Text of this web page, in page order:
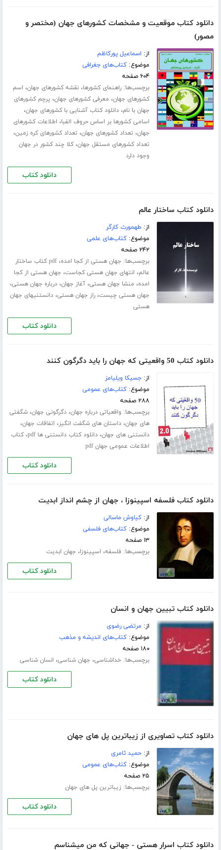
دانلود کتاب موقعیت و مشخصات کشورهای جهان (مختصر و
مصور)
از: اسماعیل پورکاظم
موضوع:کتاب‌های جغرافی
۶۰۴ صفحه
برچسب‌ها:راهنمای کشورها،نقشه کشورهای جهان، اسم
کشورهای جهان، معرفی کشورهای جهان، پرچم کشورهای
جهان با نام،دانلود کتاب آشنایی با کشورهای جهان،
اسامی کشورها بر اساس حروف الفبا، اطلاعات کشورهای
جهان، تعداد کشورهای جهان، تعداد کشورهای کره زمین،
تعداد کشورهای مستقل جهان،کلا چند کشور در جهان
وجود دارد
دانلود کتاب
دانلود کتاب ساختار عالم
از: طهمورث کارگر
موضوع:کتاب‌های علمی
۲۴۲ صفحه
برچسب‌ها: جهان هستی از کجا امده،
pdf کتاب ساختار
عالم، انتهای جهان هستی کجاست، جهان هستی از کجا
امده، منشا جهان هستی،آغاز جهان،درباره جهان هستی،
جهان هستی چیست،راز جهان هستی،دانستنیهای جهان
هستی
دانلود کتاب
دانلود کتاب 50 واقعیتی که جهان را باید دگرگون کنند
از:جسیکا ویلیامز
موضوع:کتاب‌های عمومی
۲۸۸ صفحه
برچسب‌ها: واقعیاتی درباره جهان،دگرگونی جهان،شگفتی
های جهان،داستان های شگفت انگیز، اتفاقات جهان،
دانستنی های جهان،دانلود کتاب دانستنی ها pdf ،کتاب
اطلاعات عمومی جهان pdf
دانلود کتاب
دانلود کتاب فلسفه اسپینوزا ، جهان از چشم انداز ابدیت
از:کیاوش ماسالی
موضوع:کتاب‌های فلسفی
۱۳ صفحه
برچسب‌ها: فلسفه، اسپینوزا، جهان ابدیت
دانلود کتاب
دانلود کتاب تبیین جهان و انسان
از: مرتضی رضوی
موضوع:کتاب‌های اندیشه و مذهب
۱۸۰ صفحه
برچسب‌ها: خداشناسی، جهان شناسی، انسان شناسی
دانلود کتاب
دانلود کتاب تصاویری از زیباترین پل های جهان
از:حمید ثامری
موضوع:کتاب‌های عمومی
۲۵ صفحه
برچسب‌ها: زیباترین پل های جهان
دانلود کتاب
دانلود کتاب اسرار هستی - جهانی که من میشناسم